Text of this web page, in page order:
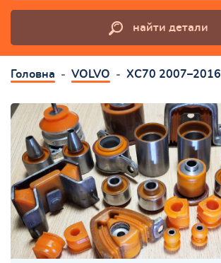
найти детали
Головна VOLVO XC70 2007–2016